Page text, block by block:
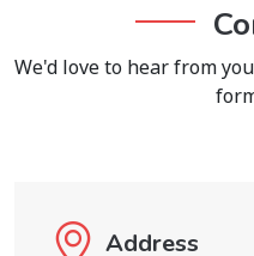
We'd love to hear from
Address